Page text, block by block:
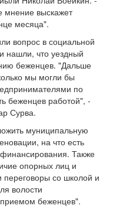
мнение выскажет
месяца".
вопрос в социальной
нашли, что уездный
беженцев. "Дальше
мы могли бы
по
беженцев работой", -
Сурва.
муниципальную
на что есть
Также
опорных лиц и
переговоры со школой и
волости
беженцев".